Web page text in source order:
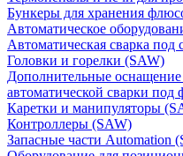
Бункеры для хранения
Автоматическое
Автоматическая сварка
Головки и горелки (SAW)
Дополнительные
автоматической сварки
Каретки и манипуляторы
Контроллеры (SAW)
Запасные части Automation